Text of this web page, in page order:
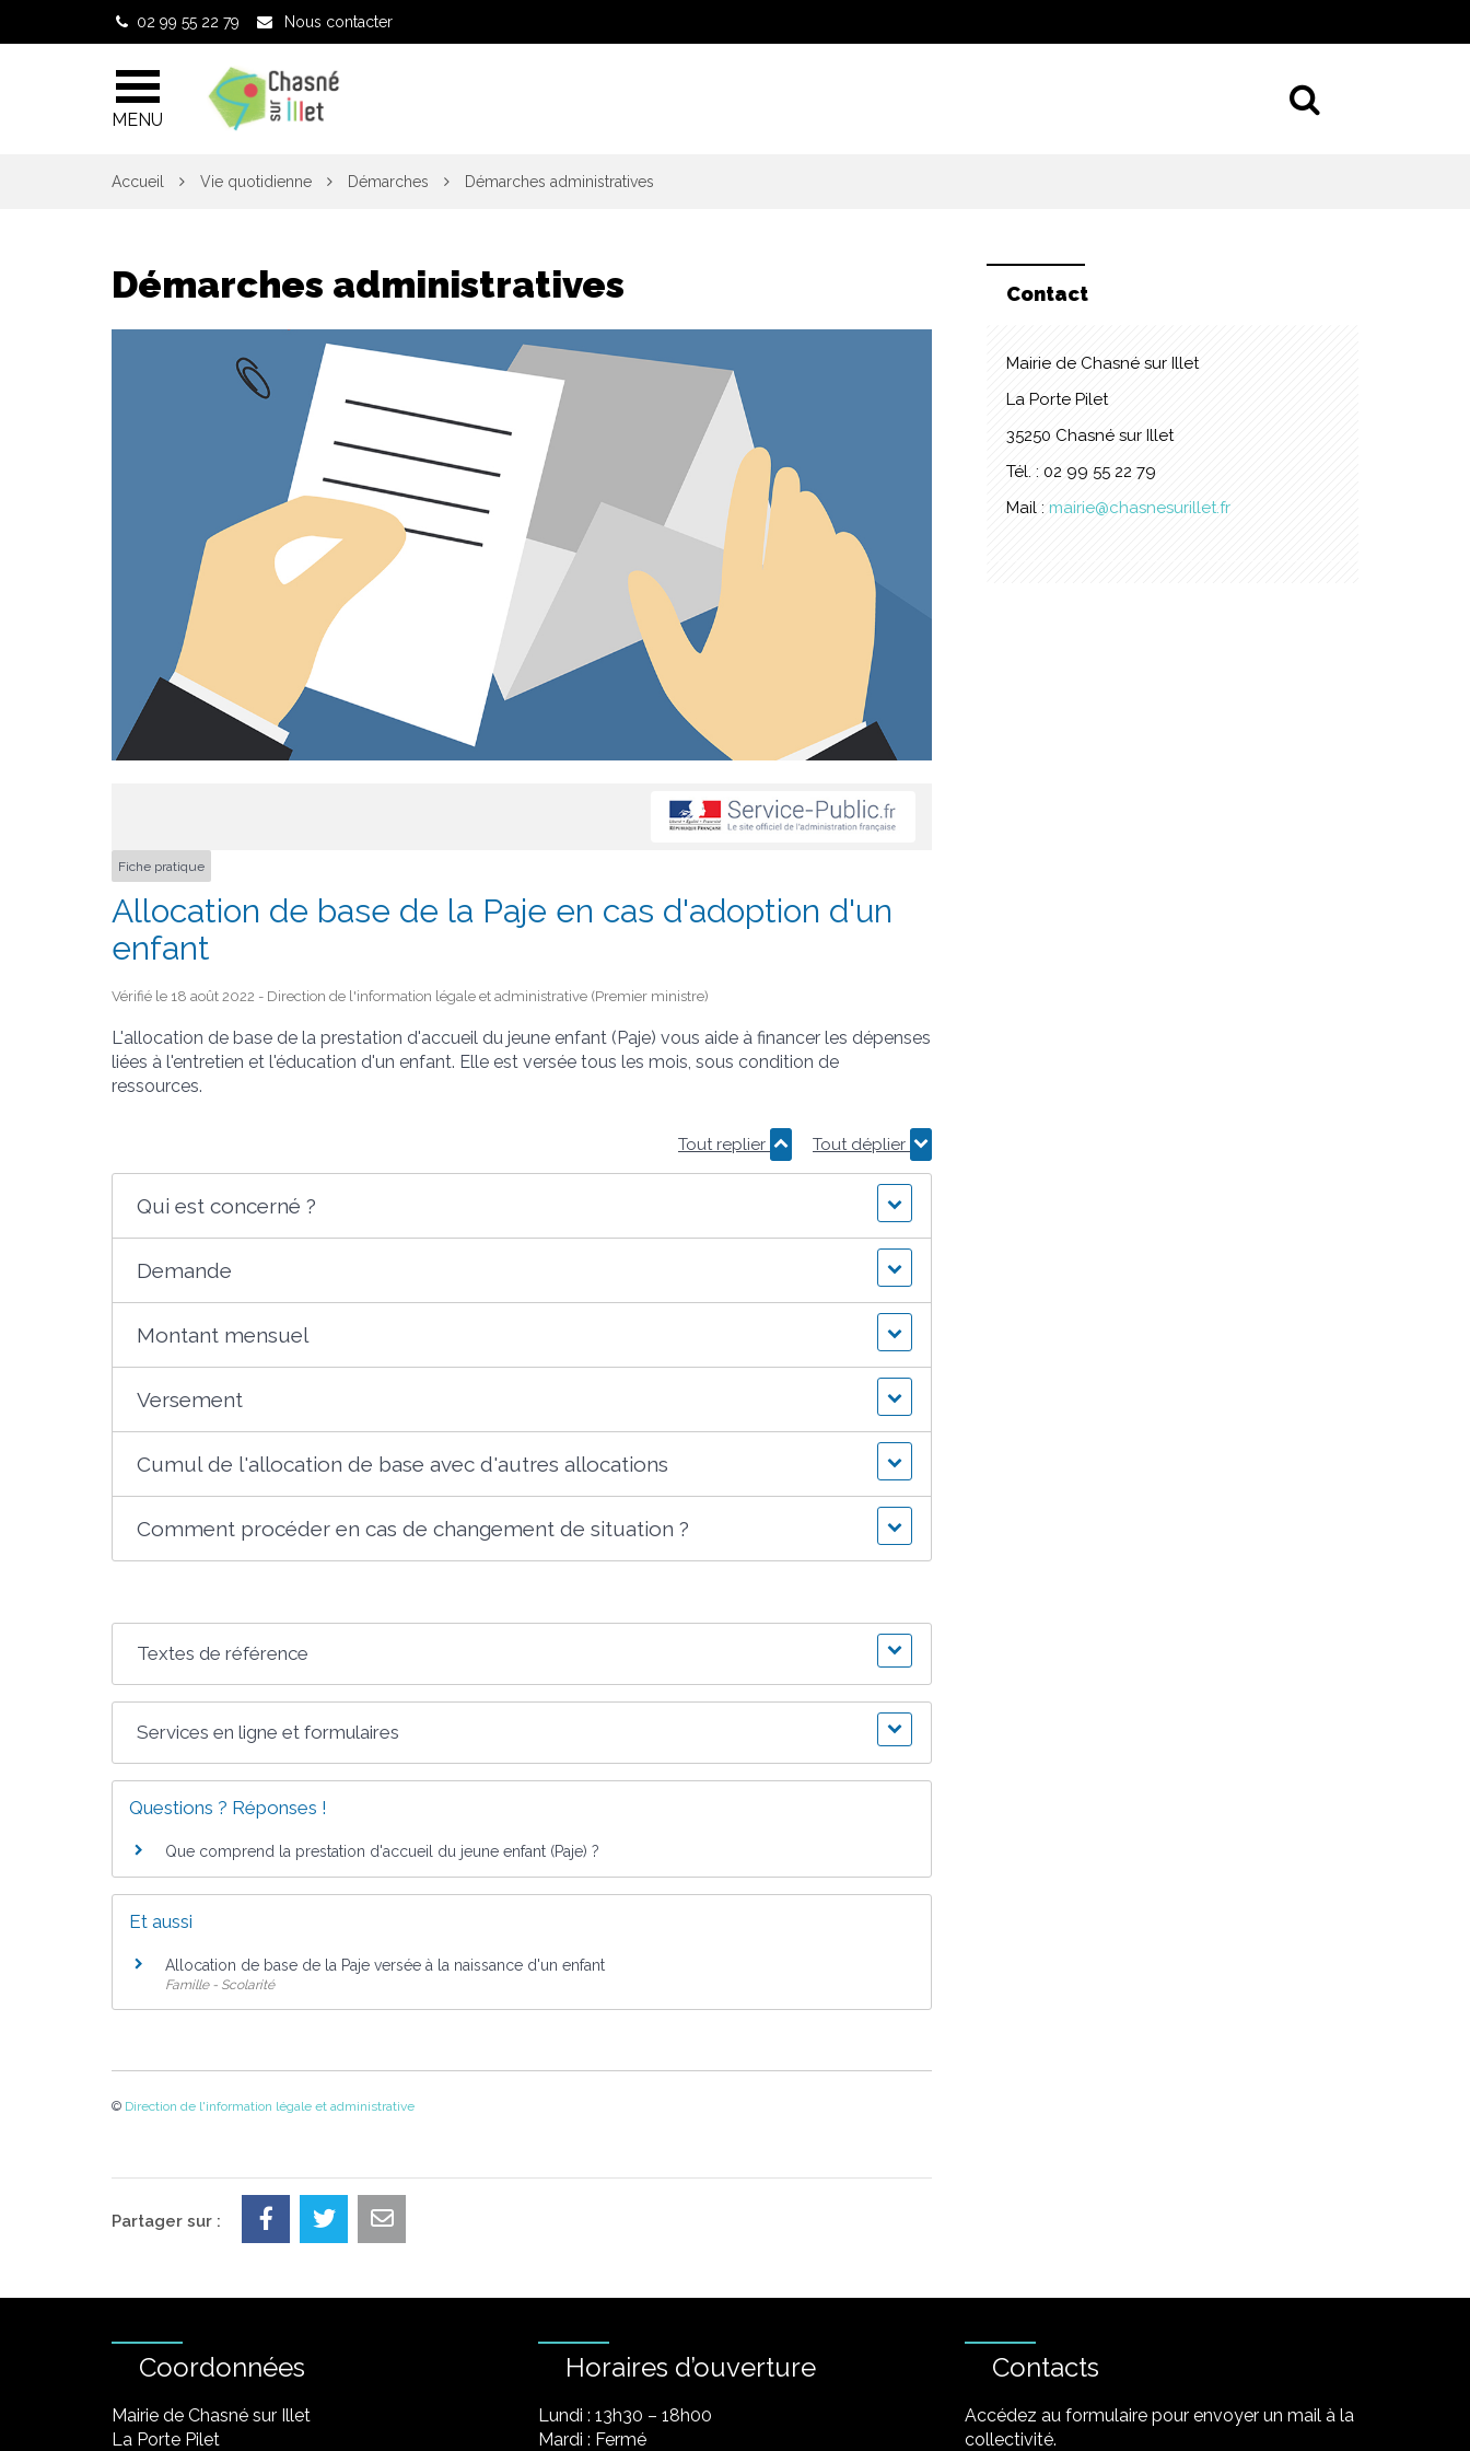
02 99 55 22 79 Nous contacter
MENU
Accueil Vie quotidienne Démarches Démarches administratives
Démarches administratives
Fiche pratique
Allocation de base de la Paje en cas d'adoption d'un
enfant
Vérifié le 18 août 2022 - Direction de l'information légale et administrative (Premier ministre)
L'allocation de base de la prestation d'accueil du jeune enfant (Paje) vous aide à financer les dépenses
liées à l'entretien et l'éducation d'un enfant. Elle est versée tous les mois, sous condition de
ressources.
Tout replier Tout déplier
Qui est concerné ?
Demande
Montant mensuel
Versement
Cumul de l'allocation de base avec d'autres allocations
Comment procéder en cas de changement de situation ?
Textes de référence
Services en ligne et formulaires
Questions ? Réponses !
Que comprend la prestation d'accueil du jeune enfant (Paje) ?
Et aussi
Allocation de base de la Paje versée à la naissance d'un enfant
Famille - Scolarité
© Direction de l'information légale et administrative
Contact
Mairie de Chasné sur Illet
La Porte Pilet
35250 Chasné sur Illet
Tél. : 02 99 55 22 79
Mail : mairie@chasnesurillet.fr
Partager sur :
Coordonnées
Mairie de Chasné sur Illet
La Porte Pilet
Horaires d’ouverture
Lundi : 13h30 – 18h00
Mardi : Fermé
Contacts
Accédez au formulaire pour envoyer un mail à la
collectivité.